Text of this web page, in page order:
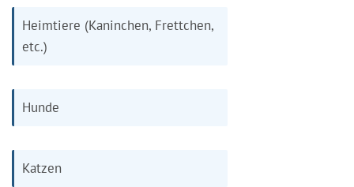
Heimtiere (Kaninchen, Frettchen,
etc.)
Hunde
Katzen